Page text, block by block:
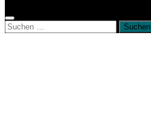
Suche
nach: